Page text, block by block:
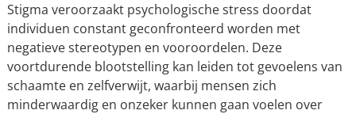
Stigma veroorzaakt psychologische stress doordat
individuen constant geconfronteerd worden met
negatieve stereotypen en vooroordelen. Deze
voortdurende blootstelling kan leiden tot gevoelens van
schaamte en zelfverwijt, waarbij mensen zich
minderwaardig en onzeker kunnen gaan voelen over